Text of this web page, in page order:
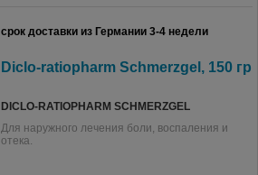
срок доставки из Германии 3-4 недели
Diclo-ratiopharm Schmerzgel, 150 гр
DICLO-RATIOPHARM SCHMERZGEL
Для наружного лечения боли, воспаления и
отека.